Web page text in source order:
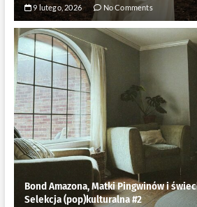
9 lutego, 2026 No Comments
Bond Amazona, Matki Pingwinów i
Selekcja (pop)kulturalna #2